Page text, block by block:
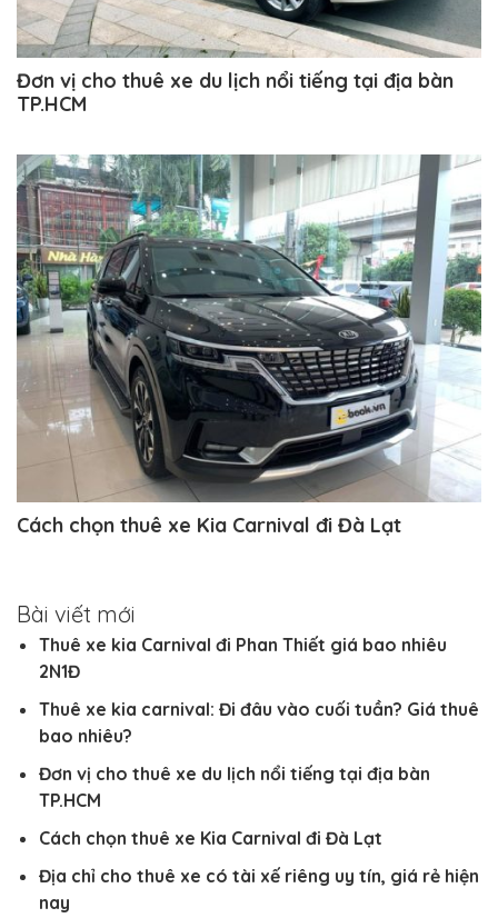
Đơn vị cho thuê xe du lịch nổi tiếng tại địa bàn
TP.HCM
Cách chọn thuê xe Kia Carnival đi Đà Lạt
Bài viết mới
Thuê xe kia Carnival đi Phan Thiết giá bao nhiêu
2N1Đ
Thuê xe kia carnival: Đi đâu vào cuối tuần? Giá thuê
bao nhiêu?
Đơn vị cho thuê xe du lịch nổi tiếng tại địa bàn
TP.HCM
Cách chọn thuê xe Kia Carnival đi Đà Lạt
Địa chỉ cho thuê xe có tài xế riêng uy tín, giá rẻ hiện
nay